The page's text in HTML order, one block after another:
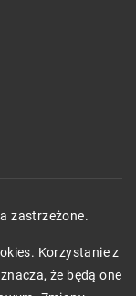
zastrzeżone.
Korzystanie z
że będą one